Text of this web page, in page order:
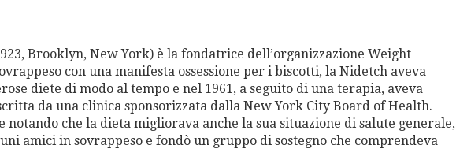
Brooklyn, New York) è la fondatrice dell’organizzazione Weight
con una manifesta ossessione per i biscotti, la Nidetch aveva
diete di modo al tempo e nel 1961, a seguito di una terapia, aveva
da una clinica sponsorizzata dalla New York City Board of Health.
notando che la dieta migliorava anche la sua situazione di salute generale,
amici in sovrappeso e fondò un gruppo di sostegno che comprendeva